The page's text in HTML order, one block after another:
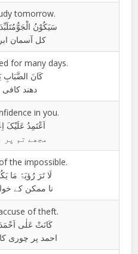
tomorrow.
سَیَکُوْنُ
کل آسمان
for many days.
کَانَ الضَّبَابِ
دھند
in you.
اَعْتَمِدُ عَلَیْکَ
مجھے تم پر
the impossible.
لَا تَرَ رُؤیَۃً مَا
نا ممکن کے
of theft.
کَانَتْ عَلٰی
احمد پر چوری کا